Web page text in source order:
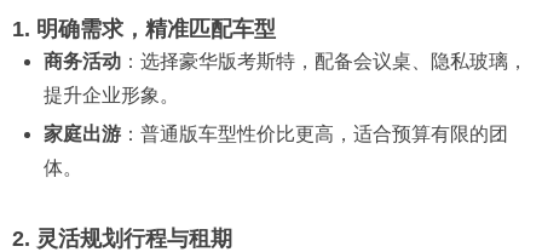
1. 明确需求，精准匹配车型
商务活动：选择豪华版考斯特，配备会议桌、隐私玻璃，
提升企业形象。
家庭出游：普通版车型性价比更高，适合预算有限的团
体。
2. 灵活规划行程与租期